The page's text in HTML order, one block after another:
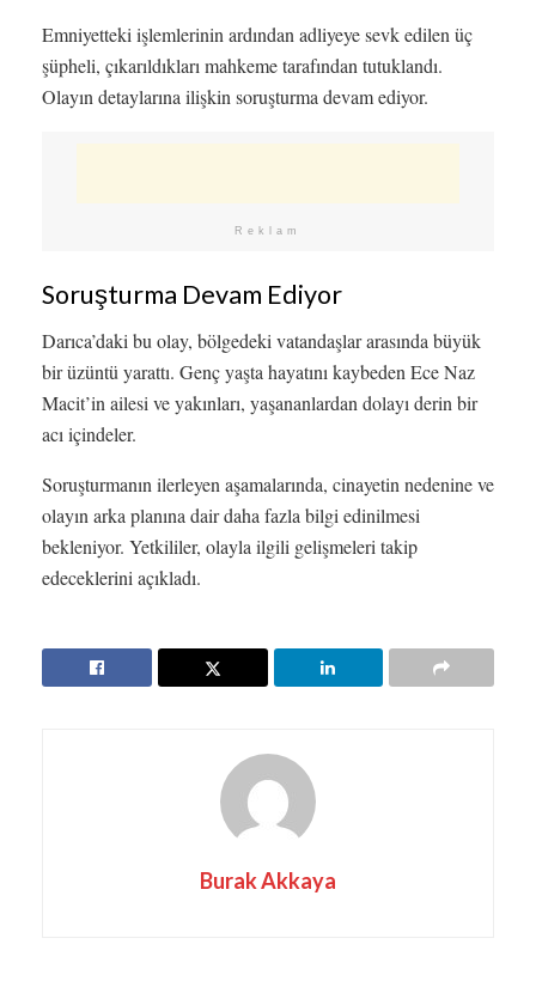
Emniyetteki işlemlerinin ardından adliyeye sevk edilen üç
şüpheli, çıkarıldıkları mahkeme tarafından tutuklandı.
Olayın detaylarına ilişkin soruşturma devam ediyor.
Reklam
Soruşturma Devam Ediyor
Darıca’daki bu olay, bölgedeki vatandaşlar arasında büyük
bir üzüntü yarattı. Genç yaşta hayatını kaybeden Ece Naz
Macit’in ailesi ve yakınları, yaşananlardan dolayı derin bir
acı içindeler.
Soruşturmanın ilerleyen aşamalarında, cinayetin nedenine ve
olayın arka planına dair daha fazla bilgi edinilmesi
bekleniyor. Yetkililer, olayla ilgili gelişmeleri takip
edeceklerini açıkladı.
Burak Akkaya